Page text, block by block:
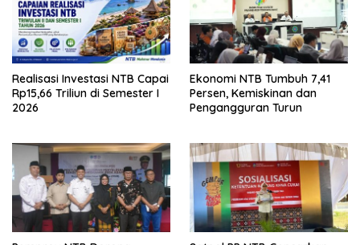
Realisasi Investasi NTB Capai
Rp15,66 Triliun di Semester I
2026
Ekonomi NTB Tumbuh 7,41
Persen, Kemiskinan dan
Pengangguran Turun